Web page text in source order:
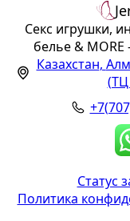
Секс игрушки,
белье & MORE
Казахстан,
(ТЦ
Статус
Политика